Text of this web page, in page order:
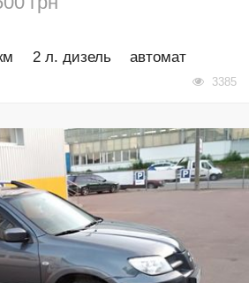
2 л. дизель автомат
3385